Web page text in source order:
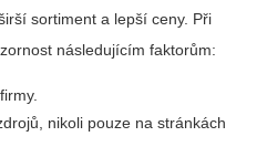
sortiment a lepší ceny. Při
následujícím faktorům:
nikoli pouze na stránkách